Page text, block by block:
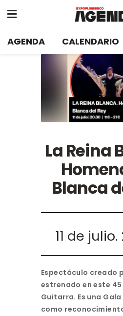
AGENDA CALENDARIO
La Reina
Blanca
11 de
Espectáculo creado
estrenado en este
Guitarra. Es una
como